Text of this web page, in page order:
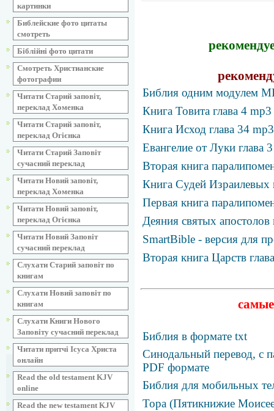
картинки
Библейские фото цитаты
смотреть
Біблійні фото цитати
Смотреть Христианские
фотографии
Читати Старий заповіт,
переклад Хоменка
Читати Старий заповіт,
переклад Огієнка
Читати Старий Заповіт
сучасний переклад
Читати Новий заповіт,
переклад Хоменка
Читати Новий заповіт,
переклад Огієнка
Читати Новий Заповіт
сучасний переклад
Слухати Старий заповіт по
книгам
Слухати Новий заповіт по
книгам
Слухати Книги Нового
Заповіту сучасний переклад
Читати притчі Ісуса Христа
онлайн
Read the old testament KJV
online
Read the new testament KJV
Библия одним модулем
Книга Товита глава 4 mp3
Книга Исход глава 34 mp3
Евангелие от Луки глава
Вторая книга
Книга Судей Израилевых
Первая книга
Деяния святых апостолов
SmartBible - версия для
Вторая книга Царств
Библия в формате txt
Синодальный перевод, с
PDF формате
Библия для мобильных
Тора (Пятикнижие